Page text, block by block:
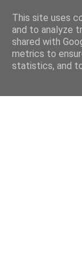
This site uses
and to analyze
shared with
metrics to
statistics, and